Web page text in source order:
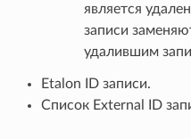
является
записи
удалившим
Etalon ID записи.
Список External ID